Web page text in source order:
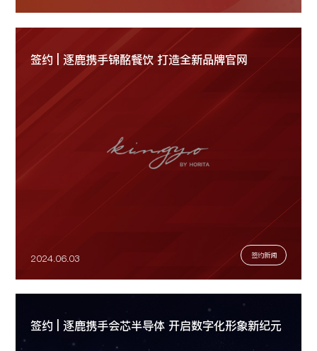
签约 | 逐鹿携手锦酩餐饮 打造全新品牌官网
2024.06.03 签约新闻
签约 | 逐鹿携手会芯半导体 开启数字化形象新纪元